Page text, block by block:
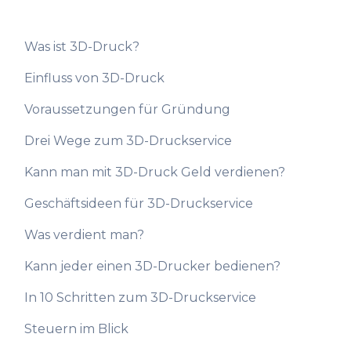
Was ist 3D-Druck?
Einfluss von 3D-Druck
Voraussetzungen für Gründung
Drei Wege zum 3D-Druckservice
Kann man mit 3D-Druck Geld verdienen?
Geschäftsideen für 3D-Druckservice
Was verdient man?
Kann jeder einen 3D-Drucker bedienen?
In 10 Schritten zum 3D-Druckservice
Steuern im Blick